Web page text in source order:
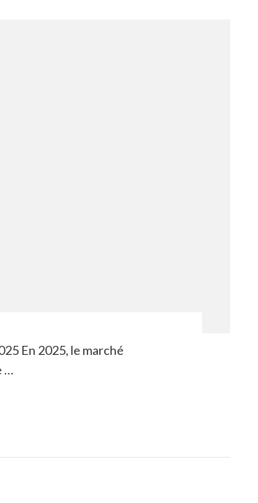
En 2025, le marché
…